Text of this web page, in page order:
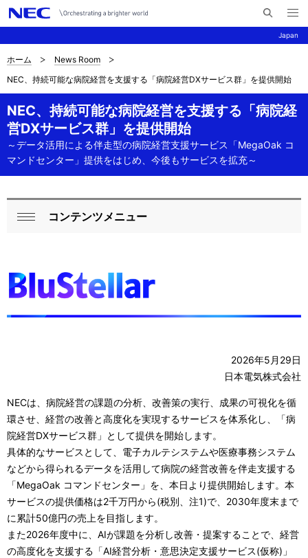
Japan
イ
検
メ
ニ
ュ
く
ナ
ビ
ゲ
ー
シ
ョ
ン
サ
ト
内
の
在
ホーム
News Room
NEC、持続可能な病院経営を支援する「病院経営DXサービス群」を提供開始
NEC、持続可能な病院経営を支援する「病院経
営DXサービス群」を提供開始
～データ活用による伴走型の病院経営支援サービス「MegaOak コ
マンドセンター」提供をはじめ、今後もサービスを拡充～
ロ
カ
ル
ー
シ
ョ
ン
コンテンツメニュー
2026年5月29日
日本電気株式会社
NECは、病院経営の課題の分析、改善策の実行、成果の可視化を循
環させ、経営の改善と高度化を実現するサービスを体系化し、「病
院経営DXサービス群」として提供を開始します。
具体的なサービスとして、電子カルテシステムや医療事務システム
などから得られるデータを活用して病院の経営改善を伴走支援する
「MegaOak コマンドセンター」を、本日より提供開始します。本
サービスの提供価格は2千万円から(税別、注1)で、2030年度末まで
に累計50億円の売上を目指します。
また2026年度中に、AIが課題を分析し改善・提案することで、経営
の高度化を支援する「AI経営分析・意思決定支援サービス(仮称)」